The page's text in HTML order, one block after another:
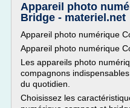
Appareil photo
Bridge - materiel.net
Appareil photo numérique
Appareil photo numérique
Les appareils photo
compagnons
du quotidien.
Choisissez les